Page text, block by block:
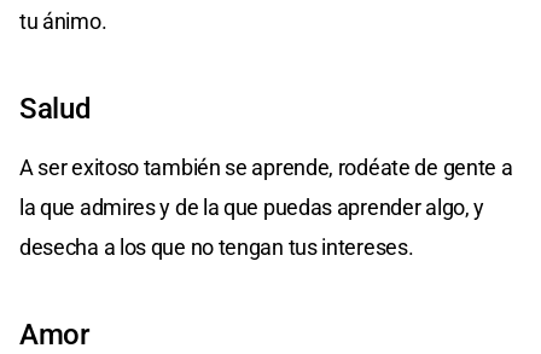
tu ánimo.
Salud
A ser exitoso también se aprende, rodéate de gente a
la que admires y de la que puedas aprender algo, y
desecha a los que no tengan tus intereses.
Amor